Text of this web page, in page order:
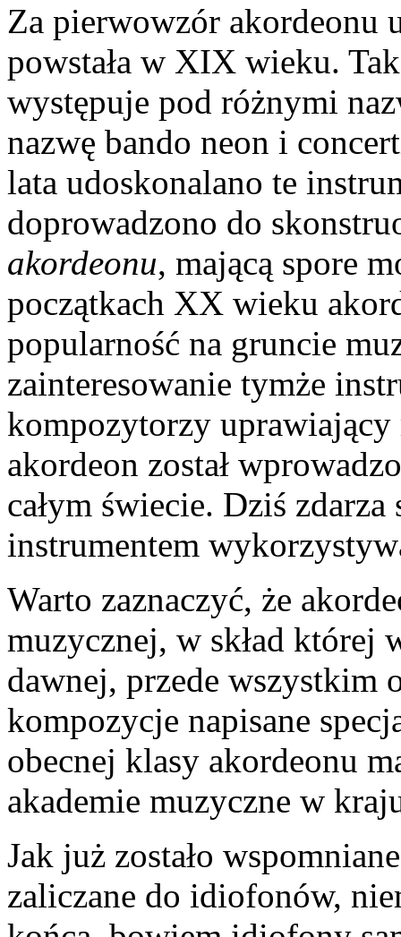
Za pierwowzór akordeonu
powstała w XIX wieku.
występuje pod różnymi
nazwę bando neon i
lata udoskonalano te
doprowadzono do
akordeonu, mającą spore
początkach XX wieku
popularność na gruncie
zainteresowanie tymże
kompozytorzy
akordeon został
całym świecie. Dziś
instrumentem
Warto zaznaczyć, że
muzycznej, w skład której
dawnej, przede wszystkim
kompozycje napisane
obecnej klasy akordeonu
akademie muzyczne w
Jak już zostało
zaliczane do idiofonów,